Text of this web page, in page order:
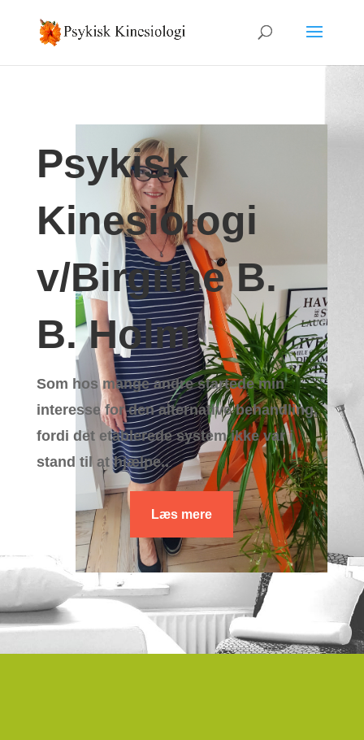
Psykisk
Kinesiologi
v/Birgithe B.
B. Holm
Som hos mange andre startede min
interesse for den alternative behandling,
fordi det etablerede system ikke var i
stand til at hjælpe..
Læs mere